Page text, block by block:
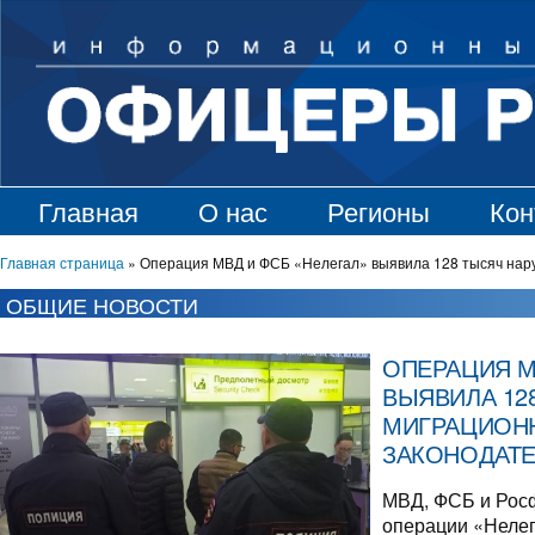
Главная О нас Регионы
Главная страница » Операция МВД и ФСБ «Нелегал» выявила 128 тысяч
ОБЩИЕ НОВОСТИ
ОПЕРАЦИЯ
ВЫЯВИЛА
МВД, ФСБ и
операции